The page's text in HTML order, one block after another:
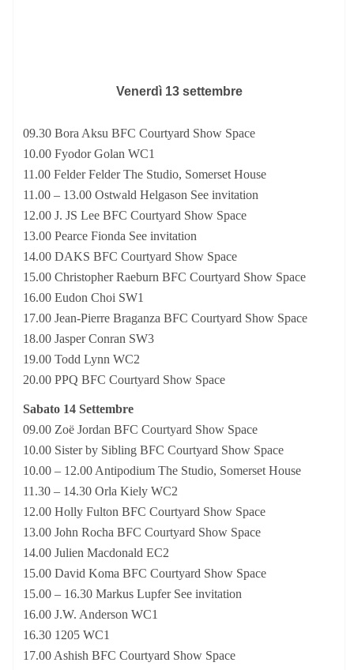
Venerdì 13 settembre
09.30 Bora Aksu BFC Courtyard Show Space
10.00 Fyodor Golan WC1
11.00 Felder Felder The Studio, Somerset House
11.00 – 13.00 Ostwald Helgason See invitation
12.00 J. JS Lee BFC Courtyard Show Space
13.00 Pearce Fionda See invitation
14.00 DAKS BFC Courtyard Show Space
15.00 Christopher Raeburn BFC Courtyard Show Space
16.00 Eudon Choi SW1
17.00 Jean-Pierre Braganza BFC Courtyard Show Space
18.00 Jasper Conran SW3
19.00 Todd Lynn WC2
20.00 PPQ BFC Courtyard Show Space
Sabato 14 Settembre
09.00 Zoë Jordan BFC Courtyard Show Space
10.00 Sister by Sibling BFC Courtyard Show Space
10.00 – 12.00 Antipodium The Studio, Somerset House
11.30 – 14.30 Orla Kiely WC2
12.00 Holly Fulton BFC Courtyard Show Space
13.00 John Rocha BFC Courtyard Show Space
14.00 Julien Macdonald EC2
15.00 David Koma BFC Courtyard Show Space
15.00 – 16.30 Markus Lupfer See invitation
16.00 J.W. Anderson WC1
16.30 1205 WC1
17.00 Ashish BFC Courtyard Show Space